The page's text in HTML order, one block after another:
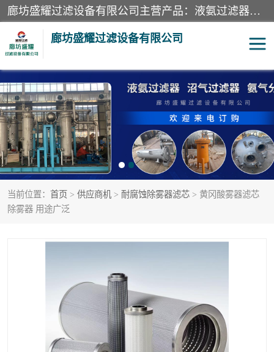
廊坊盛耀过滤设备有限公司主营产品：液氨过滤器、沼气过滤器、氨气分离器、二氧化碳过滤器、过滤器、液氨氨气过滤器、天然气过滤器、管道过滤器、*过滤器、液氨除油除水过滤器、氨气除油除水过滤器、焦炉煤气除焦油过滤器等。
廊坊盛耀过滤设备有限公司
当前位置： 首页 > 供应商机 > 耐腐蚀除雾器滤芯 > 黄冈酸雾器滤芯
除雾器 用途广泛
二氧化碳过滤器 过滤器
液氨氨气过滤器 沼气过滤器
天然气过滤器 管道过滤器
甲醇过滤器 液氨除油除水过滤器
高炉煤气过滤器
化工盐酸气聚结器 耐腐蚀除雾器滤芯